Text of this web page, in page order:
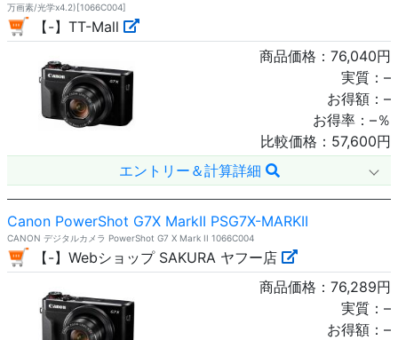
万画素/光学x4.2)[1066C004]
【-】TT-Mall
商品価格： 76,040円
実質： –
お得額： –
お得率： –％
比較価格： 57,600円
エントリー＆計算詳細
Canon PowerShot G7X MarkII PSG7X-MARKII
CANON デジタルカメラ PowerShot G7 X Mark II 1066C004
【-】Webショップ SAKURA ヤフー店
商品価格： 76,289円
実質： –
お得額： –